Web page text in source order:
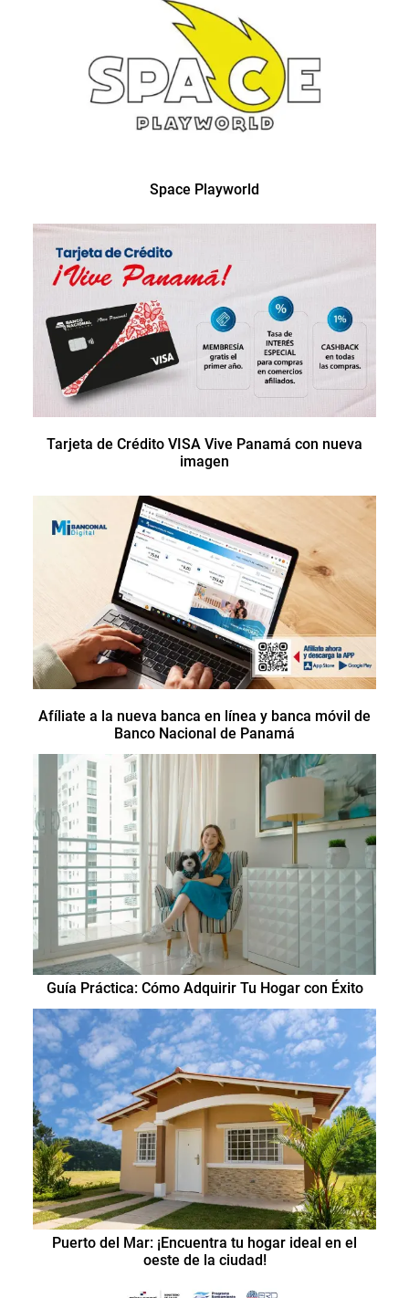
Space Playworld
Tarjeta de Crédito VISA Vive Panamá con nueva
imagen
Afíliate a la nueva banca en línea y banca móvil de
Banco Nacional de Panamá
Guía Práctica: Cómo Adquirir Tu Hogar con Éxito
Puerto del Mar: ¡Encuentra tu hogar ideal en el
oeste de la ciudad!